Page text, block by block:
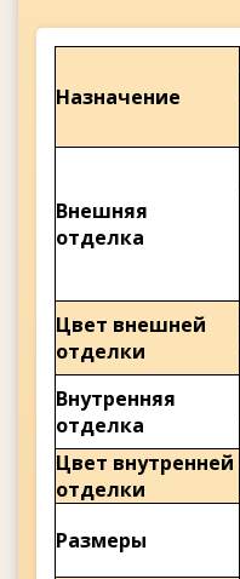
Назначение
Внешняя
отделка
Цвет внешней
отделки
Внутренняя
отделка
Цвет внутренней
отделки
Размеры